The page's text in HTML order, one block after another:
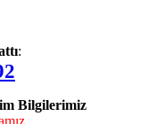
:
Bilgilerimiz